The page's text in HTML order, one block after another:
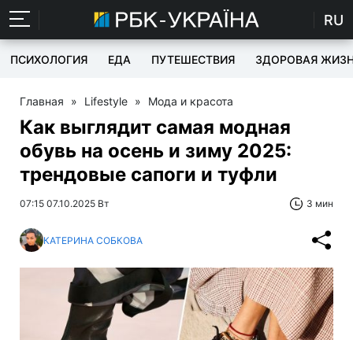
RU
ПСИХОЛОГИЯ ЕДА ПУТЕШЕСТВИЯ ЗДОРОВАЯ
Главная » Lifestyle » Мода и красота
Как выглядит самая модная
обувь на осень и зиму 2025:
трендовые сапоги и туфли
07:15 07.10.2025 Вт 3 мин
КАТЕРИНА СОБКОВА